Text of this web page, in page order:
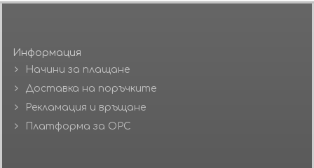
Информация
Начини за плащане
Доставка на поръчките
Рекламация и връщане
Платформа за ОРС